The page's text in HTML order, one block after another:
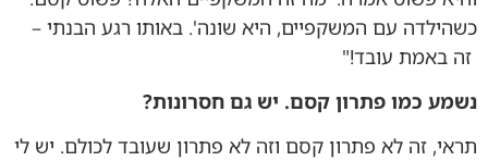
כשהילדה עם המשקפיים, היא שונה'. באותו רגע הבנתי –
זה באמת עובד!"
נשמע כמו פתרון קסם. יש גם חסרונות?
תראי, זה לא פתרון קסם וזה לא פתרון שעובד לכולם. יש לי